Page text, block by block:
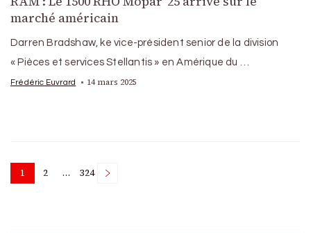
marché américain
Darren Bradshaw, ke vice-président senior de la division
« Pièces et services Stellantis » en Amérique du …
Frédéric Euvrard 14 mars 2025
Posts
Page
1 Page
2 … Page
324